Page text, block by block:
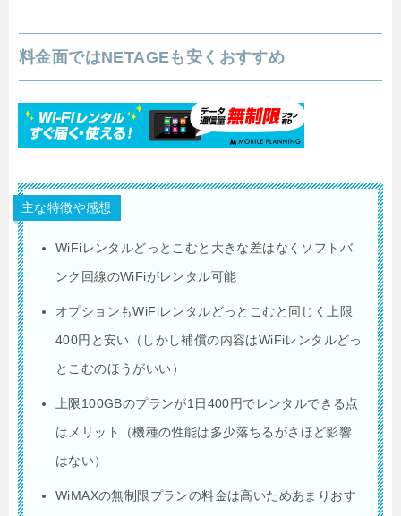
料金面ではNETAGEも安くおすすめ
主な特徴や感想
WiFiレンタルどっとこむと大きな差はなくソフトバ
ンク回線のWiFiがレンタル可能
オプションもWiFiレンタルどっとこむと同じく上限
400円と安い（しかし補償の内容はWiFiレンタルどっ
とこむのほうがいい）
上限100GBのプランが1日400円でレンタルできる点
はメリット（機種の性能は多少落ちるがさほど影響
はない）
WiMAXの無制限プランの料金は高いためあまりおす